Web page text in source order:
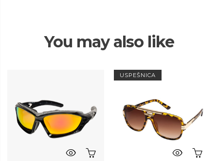
You may also like
USPEŠNICA